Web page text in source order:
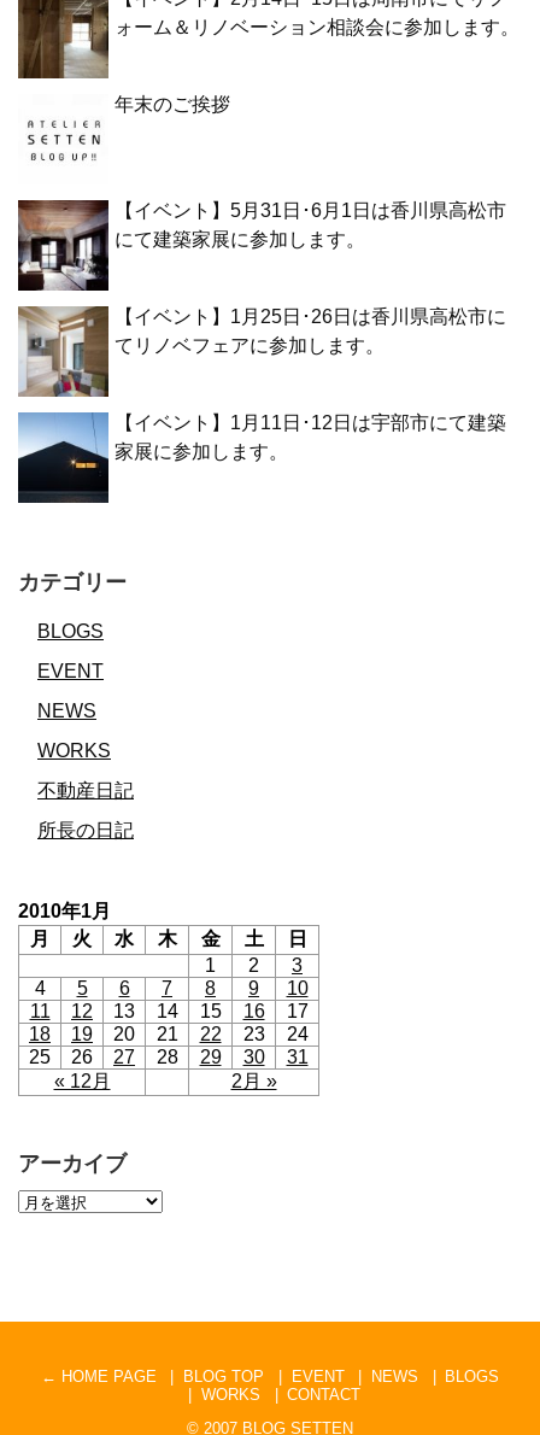
ォーム＆リノベーション相談会に参加します。
年末のご挨拶
【イベント】5月31日･6月1日は香川県高松市
にて建築家展に参加します。
【イベント】1月25日･26日は香川県高松市に
てリノベフェアに参加します。
【イベント】1月11日･12日は宇部市にて建築
家展に参加します。
カテゴリー
BLOGS
EVENT
NEWS
WORKS
不動産日記
所長の日記
2010年1月
月
火 水 木 金 土 日
« 12月 2月 »
1 2
3
4
5 6 7 8 9
10
11
12 13 14 15 16
17
18
19 20 21 22 23
24
25
26 27 28 29 30 31
アーカイブ
← HOME PAGE BLOG TOP EVENT NEWS
BLOGS
WORKS
CONTACT
© 2007 BLOG SETTEN